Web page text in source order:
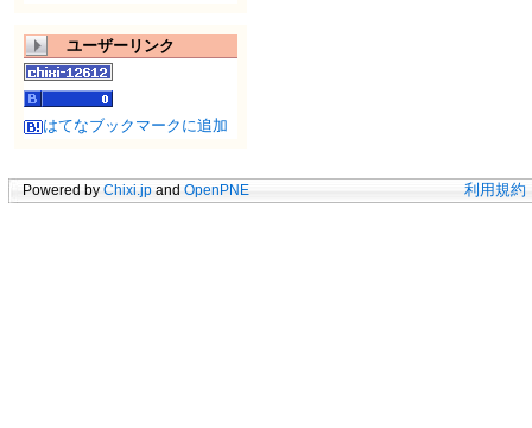
ユーザーリンク
はてなブックマークに追加
Powered by Chixi.jp and OpenPNE 利用規約